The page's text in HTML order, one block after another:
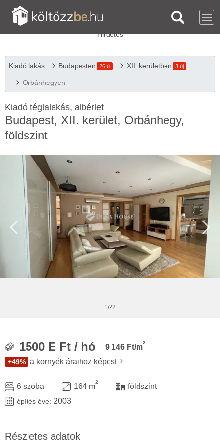
Kiadó lakás Budapesten 26 új XII. kerületben 3 új
Orbánhegyen
Kiadó téglalakás, albérlet
Budapest, XII. kerület, Orbánhegy,
földszint
1/22
1500 E Ft / hó 9 146 Ft/m
2
+49% a környék áraihoz képest
6 szoba 164 m
2
földszint
építés éve: 2003
Részletes adatok